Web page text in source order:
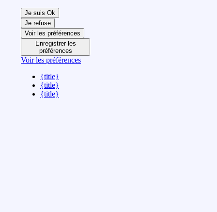
Je suis Ok
Je refuse
Voir les préférences
Enregistrer les
préférences
Voir les préférences
{title}
{title}
{title}